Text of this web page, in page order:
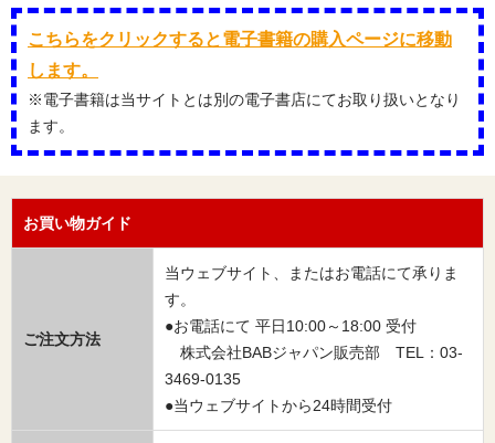
こちらをクリックすると電子書籍の購入ページに移動
します。
※電子書籍は当サイトとは別の電子書店にてお取り扱いとなり
ます。
お買い物ガイド
ご注文方法
当ウェブサイト、またはお電話にて承りま
す。
●お電話にて 平日10:00～18:00 受付
株式会社BABジャパン販売部 TEL：03-
3469-0135
●当ウェブサイトから24時間受付